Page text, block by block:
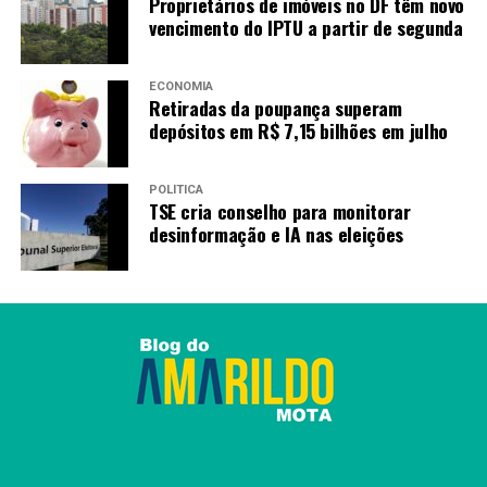
vencimento do IPTU a partir de segunda
ECONOMIA
Retiradas da poupança superam
depósitos em R$ 7,15 bilhões em julho
POLÍTICA
TSE cria conselho para monitorar
desinformação e IA nas eleições